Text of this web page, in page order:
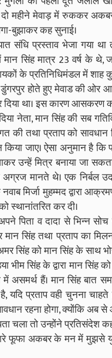
दो महीने मेवाड़ में रुककर
बुझाकर कह सुनाई।
संधि प्रस्ताव भेजा गया
सिंह मात्र 23 वर्ष के थे,
के प्रतिनिधिमंडल में शाह
होते हुए मेवाड की
था। इस कारण आसकरण को
नेता, मान सिंह की सब
की तथा प्रताप को सावधान
किया जाए। ऐसा अनुमान है
उन्हें मित्र बनाया जा
अग्रज मानते थे। एक
मिर्जा मुहम्मद द्वारा
स्थानांतरित कर दी।
पिता व दादा से भिन्न
सिंह तथा प्रताप का
सिंह को मान सिंह के साथ
सिंह के द्वारा मान सिंह
हैं। मान सिंह बात
यदि प्रताप वही चुनना
रहना होगा, क्योंकि अब
चला तो उन्होंने प्रतिसंदेश
फूफा अकबर के मन में मुझसे